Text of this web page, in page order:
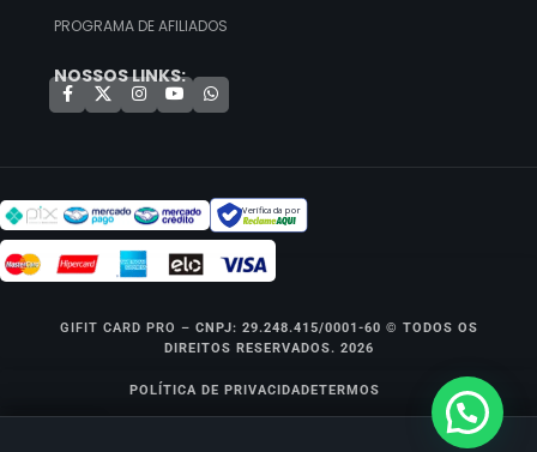
PROGRAMA DE AFILIADOS
NOSSOS LINKS:
Verificada por
GIFIT CARD PRO – CNPJ: 29.248.415/0001-60 © TODOS OS
DIREITOS RESERVADOS. 2026
POLÍTICA DE PRIVACIDADETERMOS